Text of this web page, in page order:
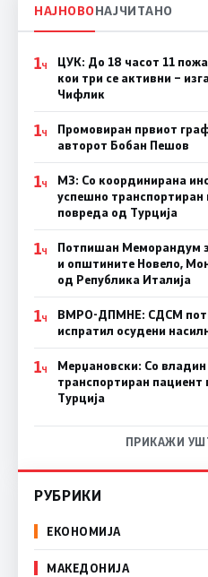
НАЈНОВОНАЈЧИТАНО
1Ч
ЦУК: До 18 часот 11
кои три се активни –
Чифлик
1Ч
Промовиран првиот
авторот Бобан Пешов
1Ч
МЗ: Со координирана
успешно транспортиран
повреда од Турција
1Ч
Потпишан Меморандум
и општините Новело,
од Република Италија
1Ч
ВМРО-ДПМНЕ: СДСM
испратил осудени
1Ч
Мерџановски: Со владин
транспортиран
Турција
ПРИКАЖИ
РУБРИКИ
ЕКОНОМИЈА
МАКЕДОНИЈА